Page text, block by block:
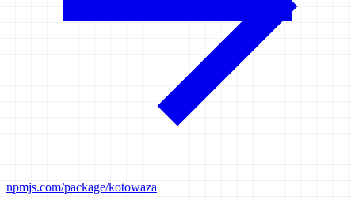
npmjs.com/package/kotowaza